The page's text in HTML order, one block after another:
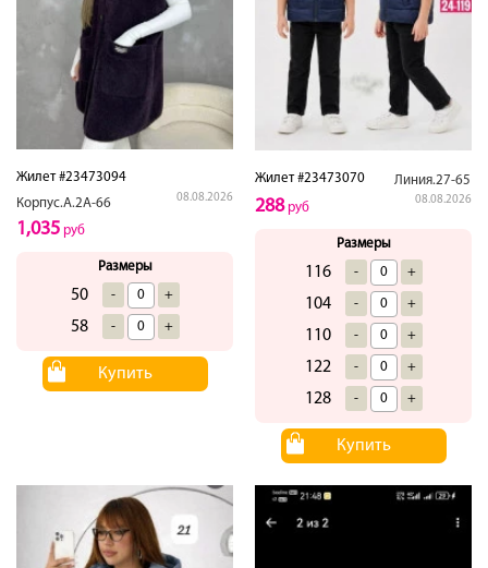
Жилет #23473094
Корпус.А.2А-66
08.08.2026
1,035 руб
Размеры
50 - +
58 - +
Купить
Жилет #23473070 Линия.27-65
08.08.2026
288руб
Размеры
116 - +
104 - +
110 - +
122 - +
128 - +
Купить